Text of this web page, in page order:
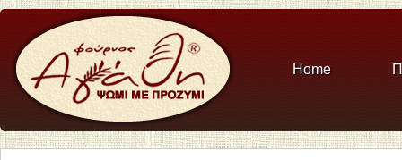
Home